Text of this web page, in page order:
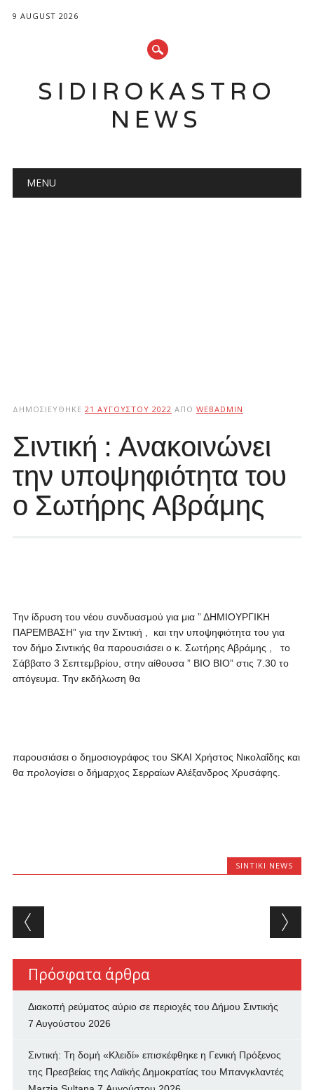
9 AUGUST 2026
SIDIROKASTRO
NEWS
Main menu
MENU
ΔΗΜΟΣΙΕΎΘΗΚΕ 21 ΑΥΓΟΎΣΤΟΥ 2022 ΑΠΌ WEBADMIN
Σιντική : Ανακοινώνει
την υποψηφιότητα του
ο Σωτήρης Αβράμης
Την ίδρυση του νέου συνδυασμού για μια ” ΔΗΜΙΟΥΡΓΙΚΗ
ΠΑΡΕΜΒΑΣΗ” για την Σιντική ,
και την υποψηφιότητα του για
τον δήμο Σιντικής θα παρουσιάσει ο κ. Σωτήρης Αβράμης , το
Σάββατο 3 Σεπτεμβρίου, στην αίθουσα ” ΒΙΟ ΒΙΟ” στις 7.30 το
απόγευμα. Την εκδήλωση θα
παρουσιάσει ο δημοσιογράφος του SKAI Χρήστος Νικολαΐδης και
θα προλογίσει ο δήμαρχος Σερραίων Αλέξανδρος Χρυσάφης.
SINTIKI NEWS
Post navigation
Πρόσφατα άρθρα
Διακοπή ρεύματος αύριο σε περιοχές του Δήμου Σιντικής
7 Αυγούστου 2026
Σιντική: Τη δομή «Κλειδί» επισκέφθηκε η Γενική Πρόξενος
της Πρεσβείας της Λαϊκής Δημοκρατίας του Μπανγκλαντές